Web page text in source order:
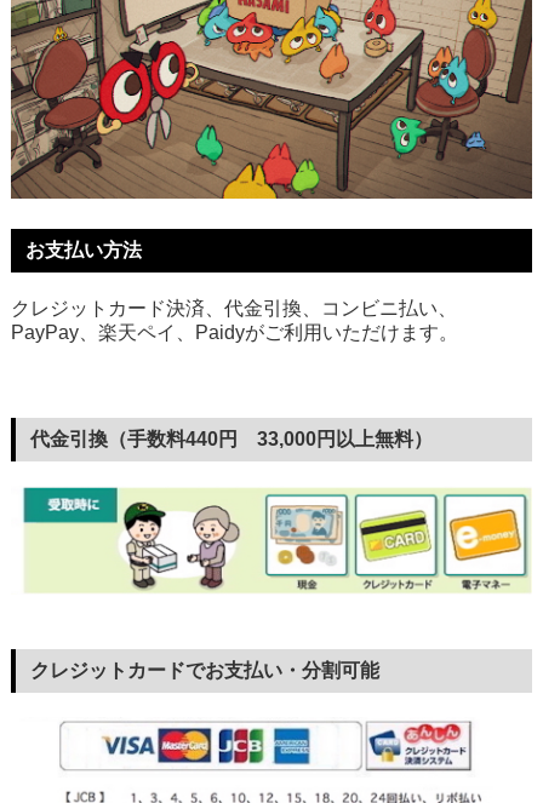
お支払い方法
クレジットカード決済、代金引換、コンビニ払い、
PayPay、楽天ペイ、Paidyがご利用いただけます。
代金引換（手数料440円 33,000円以上無料）
クレジットカードでお支払い・分割可能